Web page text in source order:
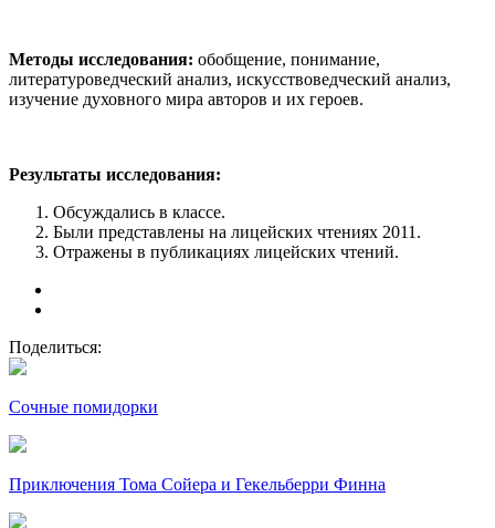
Методы исследования: обобщение, понимание,
литературоведческий анализ, искусствоведческий анализ,
изучение духовного мира авторов и их героев.
Результаты исследования:
Обсуждались в классе.
Были представлены на лицейских чтениях 2011.
Отражены в публикациях лицейских чтений.
Поделиться:
Сочные помидорки
Приключения Тома Сойера и Гекельберри Финна